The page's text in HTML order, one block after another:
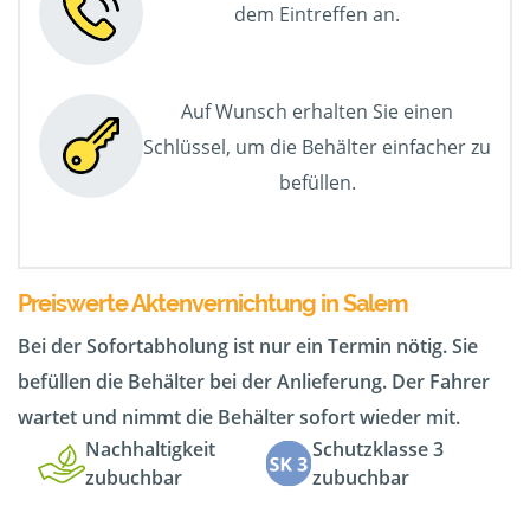
dem Eintreffen an.
Auf Wunsch erhalten Sie einen
Schlüssel, um die Behälter einfacher zu
befüllen.
Preiswerte Aktenvernichtung in Salem
Bei der Sofortabholung ist nur ein Termin nötig. Sie
befüllen die Behälter bei der Anlieferung. Der Fahrer
wartet und nimmt die Behälter sofort wieder mit.
Nachhaltigkeit
zubuchbar
Schutzklasse 3
zubuchbar